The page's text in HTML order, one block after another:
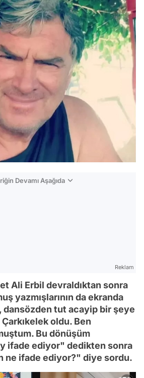
Devamı Aşağıda
Reklam
Ali Erbil devraldıktan sonra
yazmışlarının da ekranda
dansözden tut acayip bir şeye
oldu. Ben
Bu dönüşüm
ifade ediyor" dedikten sonra
ne ifade ediyor?" diye sordu.